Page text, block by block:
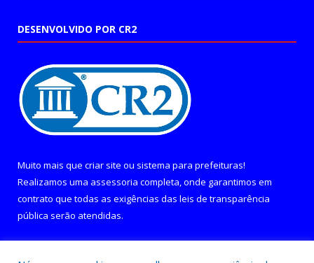
DESENVOLVIDO POR CR2
Muito mais que criar site ou sistema para prefeituras!
Realizamos uma assessoria completa, onde garantimos em
contrato que todas as exigências das leis de transparência
pública serão atendidas.